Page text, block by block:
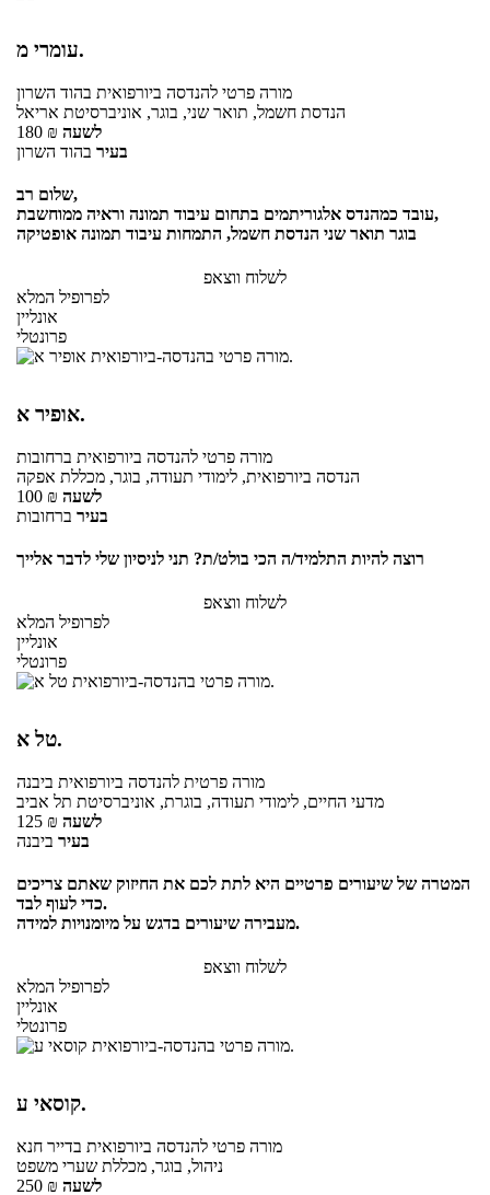
עומרי מ.
מורה פרטי להנדסה ביורפואית בהוד השרון
הנדסת חשמל, תואר שני, בוגר, אוניברסיטת אריאל
180 ₪ לשעה
בעיר בהוד השרון
שלום רב,
עובד כמהנדס אלגוריתמים בתחום עיבוד תמונה וראיה ממוחשבת,
בוגר תואר שני הנדסת חשמל, התמחות עיבוד תמונה אופטיקה
לשלוח ווצאפ
לפרופיל המלא
אונליין
פרונטלי
אופיר א.
מורה פרטי להנדסה ביורפואית ברחובות
הנדסה ביורפואית, לימודי תעודה, בוגר, מכללת אפקה
100 ₪ לשעה
בעיר ברחובות
רוצה להיות התלמיד/ה הכי בולט/ת? תני לניסיון שלי לדבר אלייך
לשלוח ווצאפ
לפרופיל המלא
אונליין
פרונטלי
טל א.
מורה פרטית להנדסה ביורפואית ביבנה
מדעי החיים, לימודי תעודה, בוגרת, אוניברסיטת תל אביב
125 ₪ לשעה
בעיר ביבנה
המטרה של שיעורים פרטיים היא לתת לכם את החיזוק שאתם צריכים
כדי לעוף לבד.
מעבירה שיעורים בדגש על מיומנויות למידה.
לשלוח ווצאפ
לפרופיל המלא
אונליין
פרונטלי
קוסאי ע.
מורה פרטי להנדסה ביורפואית בדייר חנא
ניהול, בוגר, מכללת שערי משפט
250 ₪ לשעה